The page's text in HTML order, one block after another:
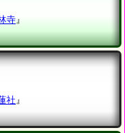
寺』
社 』